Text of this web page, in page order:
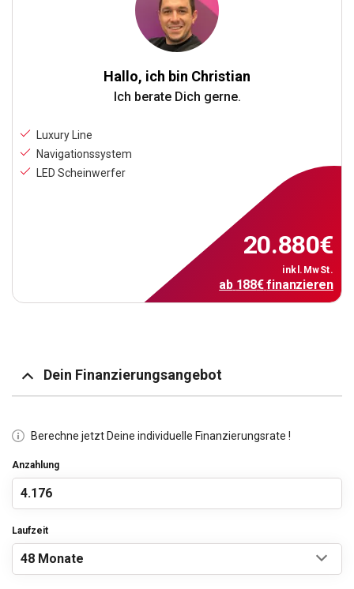
Hallo, ich bin Christian
Ich berate Dich gerne.
Luxury Line
Navigationssystem
LED Scheinwerfer
20.880€
inkl.MwSt.
ab 188€finanzieren
Dein Finanzierungsangebot
Berechne jetzt Deine individuelle Finanzierungsrate !
Anzahlung
Laufzeit